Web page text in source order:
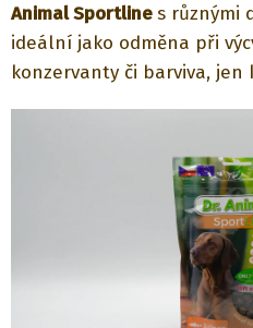
AnimalSportlines různými
ideální jako odměna při
konzervanty či barviva, jen